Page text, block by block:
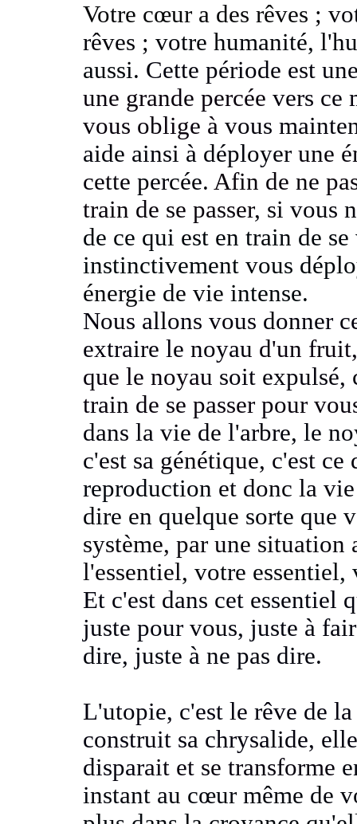
Votre cœur a des rêves ;
rêves ;votre humanité,
aussi. Cette période est
une grande percéevers ce
vous oblige àvous
aide ainsi à déployerune
cettepercée.Afin de ne
train de se passer, si vous
de ce qui est en train de
instinctivement vous
énergie de vie intense.
Nous allons vous donner
extraire le noyau d'un
que le noyau soit expulsé,
train de se passer pour
dans la vie de l'arbre, le
c'est sa génétique, c'est
reproduction et donc la
dire en quelque sorte que
système, par une
l'essentiel, votre essentiel,
Et c'est dans cet essentiel
juste pour vous, juste à
dire, juste à ne pas dire.
L'utopie, c'est le rêve de
construit sa chrysalide,
disparait et se transforme
instant au cœur même de